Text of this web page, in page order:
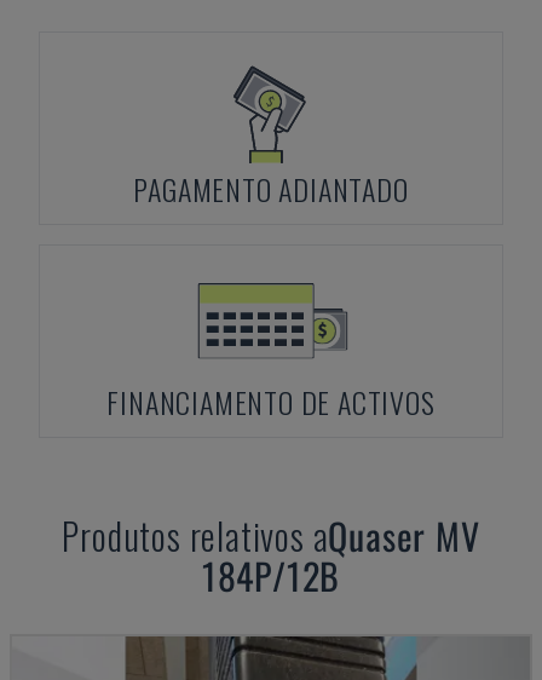
PAGAMENTO ADIANTADO
FINANCIAMENTO DE ACTIVOS
Produtos relativos aQuaser MV
184P/12B